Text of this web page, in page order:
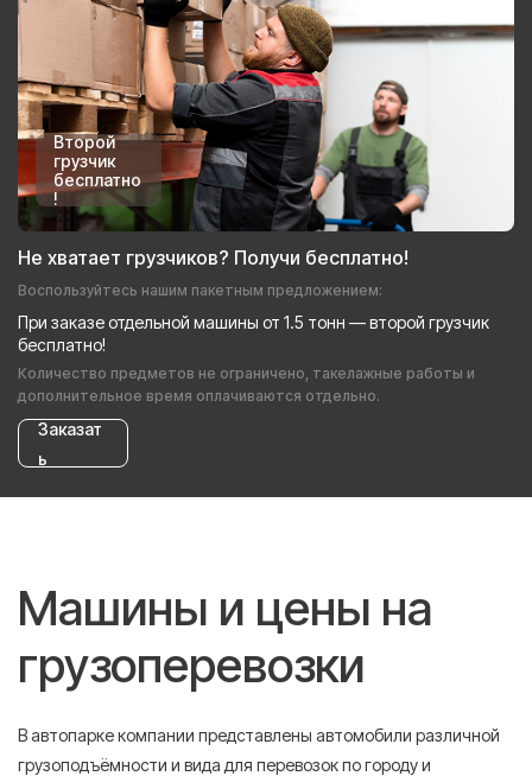
Второй
грузчик
бесплатно
!
Не хватает грузчиков? Получи бесплатно!
Воспользуйтесь нашим пакетным предложением:
При заказе отдельной машины от 1.5 тонн — второй грузчик
бесплатно!
Количество предметов не ограничено, такелажные работы и
дополнительное время оплачиваются отдельно.
Заказат
ь
Машины и цены на
грузоперевозки
В автопарке компании представлены автомобили различной
грузоподъёмности и вида для перевозок по городу и